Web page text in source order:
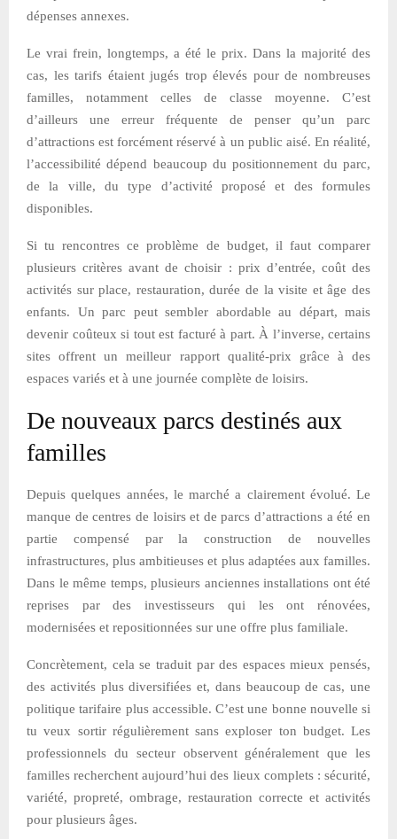
dépenses annexes.
Le vrai frein, longtemps, a été le prix. Dans la majorité des
cas, les tarifs étaient jugés trop élevés pour de nombreuses
familles, notamment celles de classe moyenne. C’est
d’ailleurs une erreur fréquente de penser qu’un parc
d’attractions est forcément réservé à un public aisé. En réalité,
l’accessibilité dépend beaucoup du positionnement du parc,
de la ville, du type d’activité proposé et des formules
disponibles.
Si tu rencontres ce problème de budget, il faut comparer
plusieurs critères avant de choisir : prix d’entrée, coût des
activités sur place, restauration, durée de la visite et âge des
enfants. Un parc peut sembler abordable au départ, mais
devenir coûteux si tout est facturé à part. À l’inverse, certains
sites offrent un meilleur rapport qualité-prix grâce à des
espaces variés et à une journée complète de loisirs.
De nouveaux parcs destinés aux
familles
Depuis quelques années, le marché a clairement évolué. Le
manque de centres de loisirs et de parcs d’attractions a été en
partie compensé par la construction de nouvelles
infrastructures, plus ambitieuses et plus adaptées aux familles.
Dans le même temps, plusieurs anciennes installations ont été
reprises par des investisseurs qui les ont rénovées,
modernisées et repositionnées sur une offre plus familiale.
Concrètement, cela se traduit par des espaces mieux pensés,
des activités plus diversifiées et, dans beaucoup de cas, une
politique tarifaire plus accessible. C’est une bonne nouvelle si
tu veux sortir régulièrement sans exploser ton budget. Les
professionnels du secteur observent généralement que les
familles recherchent aujourd’hui des lieux complets : sécurité,
variété, propreté, ombrage, restauration correcte et activités
pour plusieurs âges.